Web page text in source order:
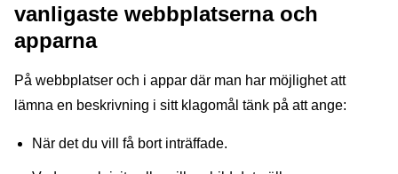
vanligaste webbplatserna och
apparna
På webbplatser och i appar där man har möjlighet att
lämna en beskrivning i sitt klagomål tänk på att ange:
När det du vill få bort inträffade.